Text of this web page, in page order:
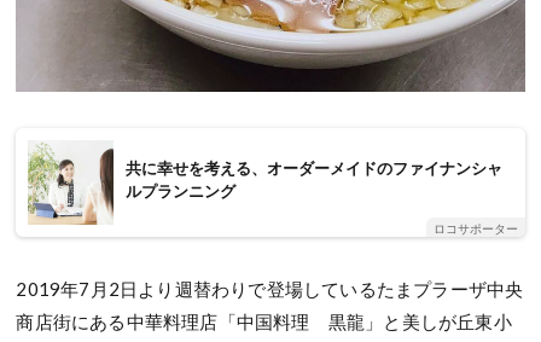
共に幸せを考える、オーダーメイドのファイナンシャ
ルプランニング
ロコサポーター
2019年7月2日より週替わりで登場しているたまプラーザ中央
商店街にある中華料理店「中国料理 黒龍」と美しが丘東小